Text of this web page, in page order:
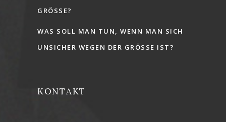
GRÖSSE?
WAS SOLL MAN TUN, WENN MAN SICH
UNSICHER WEGEN DER GRÖSSE IST?
KONTAKT